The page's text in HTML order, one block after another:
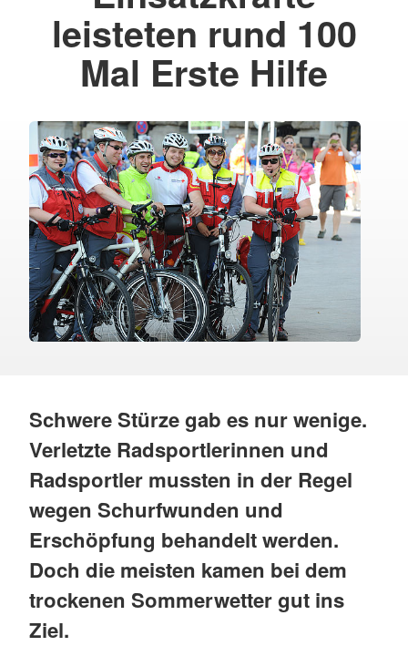
leisteten rund 100
Mal Erste Hilfe
Schwere Stürze gab es nur wenige.
Verletzte Radsportlerinnen und
Radsportler mussten in der Regel
wegen Schurfwunden und
Erschöpfung behandelt werden.
Doch die meisten kamen bei dem
trockenen Sommerwetter gut ins
Ziel.